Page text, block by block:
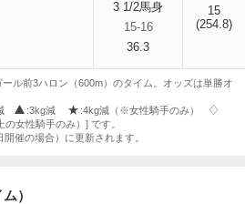
3 1/2馬身
15-16
36.3
15
(254.8)
ル前3ハロン（600m）のタイム。オッズは単勝オ
:3kg減
:4kg減（※女性騎手のみ）
女性騎手のみ）] です。
催の場合）に更新されます。
）